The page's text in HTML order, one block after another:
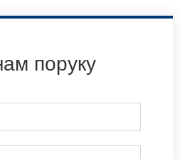
поруку